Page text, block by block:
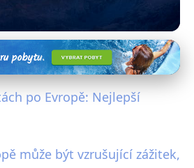
20 € denně
po Evropě:
pro cestovatele
po Evropě: Nejlepší
může být vzrušující zážitek,